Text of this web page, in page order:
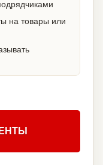
на товары или